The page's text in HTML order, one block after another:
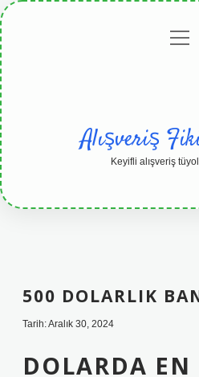
Gizlilik
Alışveriş
Keyifli alışveriş
500 DOLARLIK
Tarih: Aralık 30, 2024
DOLARDA EN